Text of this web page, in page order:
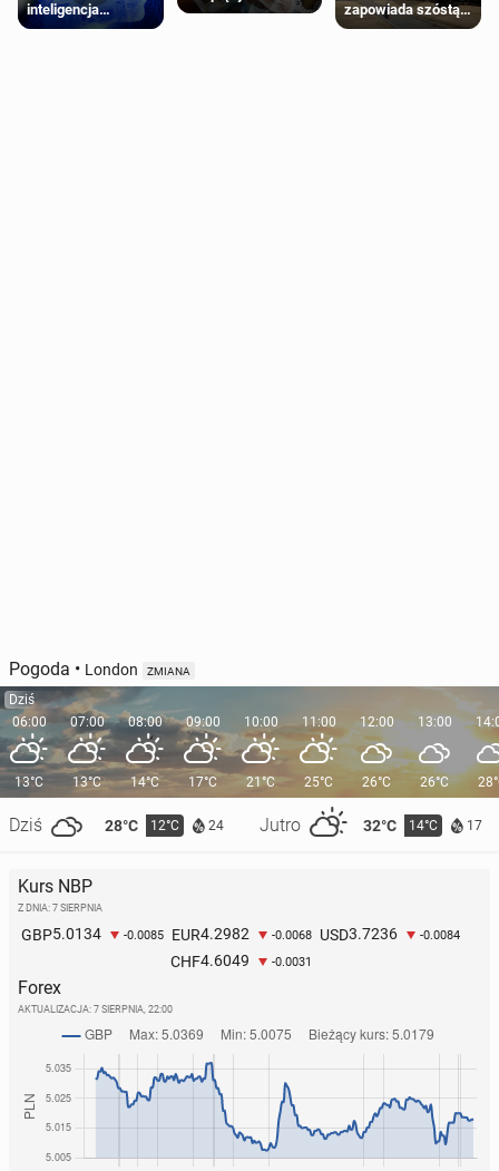
inteligencja
próbowała oszukać
schorzenia
zapowiada szóstą
falę upałów w
Pogoda • London ZMIANA
Dziś
06:00
13°C
Dziś 28°C 12°C 24 Jutro 32°C 14°C 17
07:00
13°C
08:00
14°C
09:00
17°C
10:00
21°C
11:00
25°C
12:00
26°C
13:00
26°C
Kurs NBP
Z DNIA: 7 SIERPNIA
GBP5.0134 -0.0085 EUR4.2982 -0.0068 USD3.7236 -0.0084
CHF4.6049 -0.0031
Forex
AKTUALIZACJA: 7 SIERPNIA, 22:00